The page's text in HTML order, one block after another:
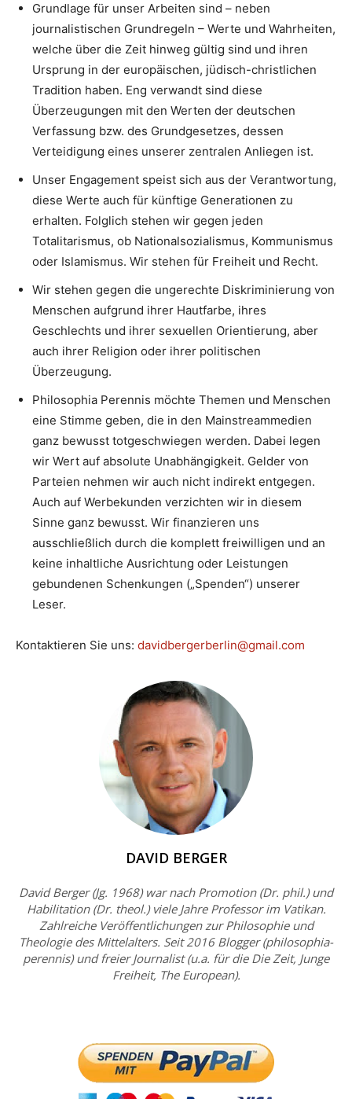
Grundlage für unser Arbeiten sind – neben
journalistischen Grundregeln – Werte und Wahrheiten,
welche über die Zeit hinweg gültig sind und ihren
Ursprung in der europäischen, jüdisch-christlichen
Tradition haben. Eng verwandt sind diese
Überzeugungen mit den Werten der deutschen
Verfassung bzw. des Grundgesetzes, dessen
Verteidigung eines unserer zentralen Anliegen ist.
Unser Engagement speist sich aus der Verantwortung,
diese Werte auch für künftige Generationen zu
erhalten. Folglich stehen wir gegen jeden
Totalitarismus, ob Nationalsozialismus, Kommunismus
oder Islamismus. Wir stehen für Freiheit und Recht.
Wir stehen gegen die ungerechte Diskriminierung von
Menschen aufgrund ihrer Hautfarbe, ihres
Geschlechts und ihrer sexuellen Orientierung, aber
auch ihrer Religion oder ihrer politischen
Überzeugung.
Philosophia Perennis möchte Themen und Menschen
eine Stimme geben, die in den Mainstreammedien
ganz bewusst totgeschwiegen werden. Dabei legen
wir Wert auf absolute Unabhängigkeit. Gelder von
Parteien nehmen wir auch nicht indirekt entgegen.
Auch auf Werbekunden verzichten wir in diesem
Sinne ganz bewusst. Wir finanzieren uns
ausschließlich durch die komplett freiwilligen und an
keine inhaltliche Ausrichtung oder Leistungen
gebundenen Schenkungen („Spenden“) unserer
Leser.
Kontaktieren Sie uns: davidbergerberlin@gmail.com
DAVID BERGER
David Berger (Jg. 1968) war nach Promotion (Dr. phil.) und
Habilitation (Dr. theol.) viele Jahre Professor im Vatikan.
Zahlreiche Veröffentlichungen zur Philosophie und
Theologie des Mittelalters. Seit 2016 Blogger (philosophia-
perennis) und freier Journalist (u.a. für die Die Zeit, Junge
Freiheit, The European).